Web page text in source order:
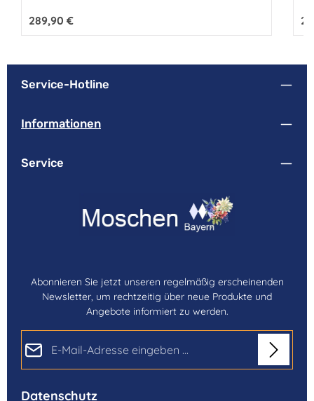
Regulärer Preis:
289,90 €
Service-Hotline
Informationen
Service
Abonnieren Sie jetzt unseren regelmäßig erscheinenden
Newsletter, um rechtzeitig über neue Produkte und
Angebote informiert zu werden.
Datenschutz